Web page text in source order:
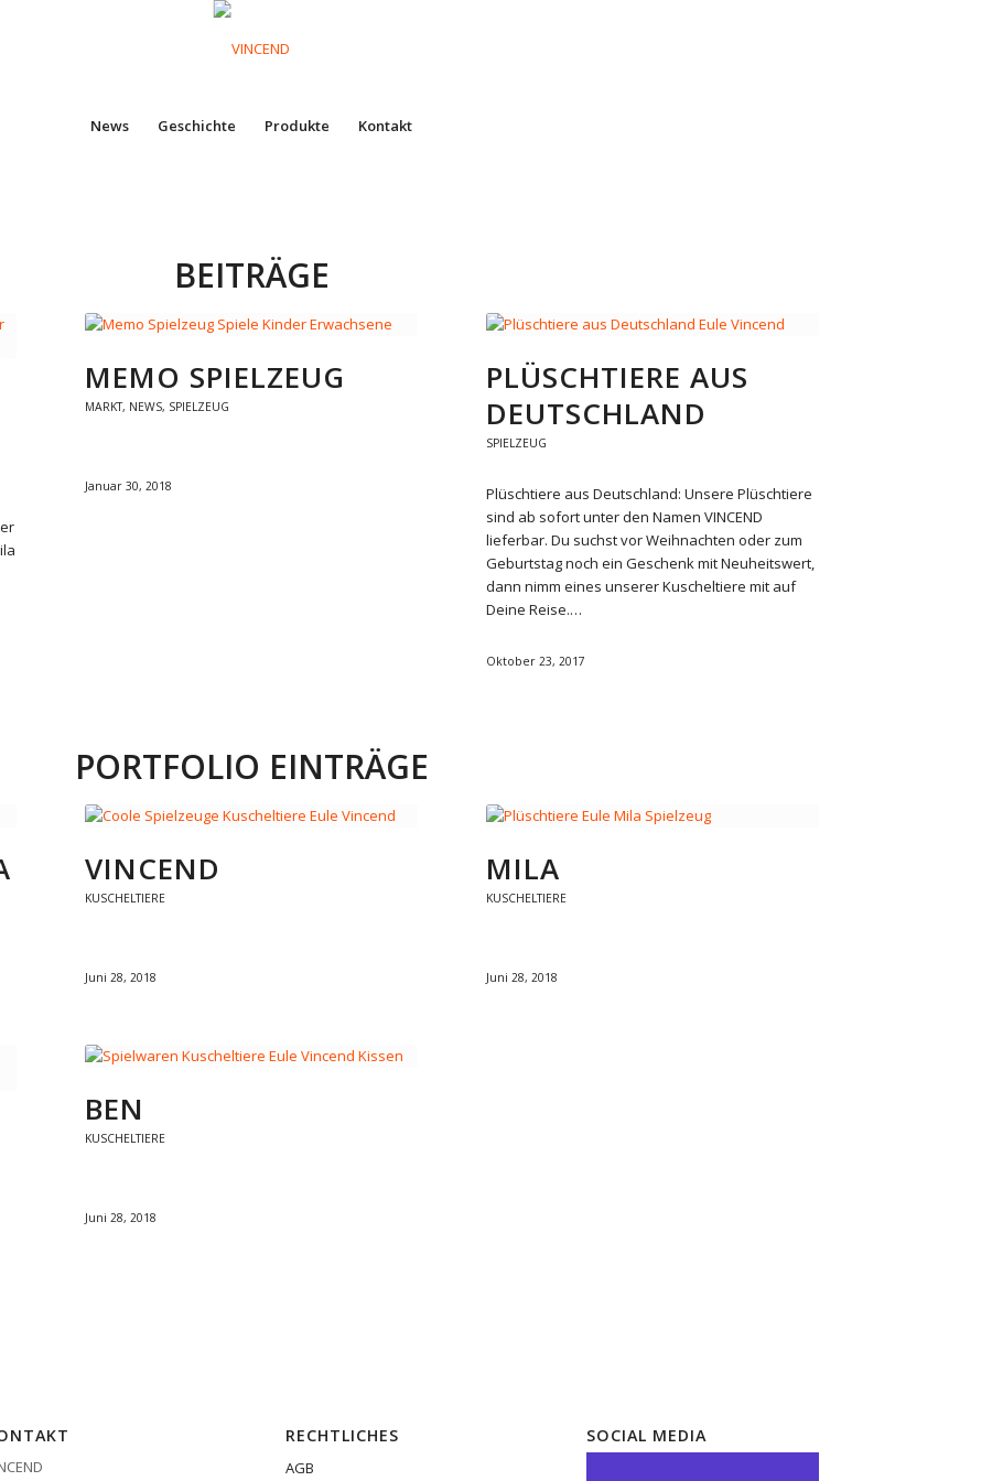
News Geschichte Produkte Kontakt
BEITRÄGE
MEMO SPIELZEUG
MARKT, NEWS, SPIELZEUG
Januar 30, 2018
PLÜSCHTIERE AUS
DEUTSCHLAND
SPIELZEUG
Plüschtiere aus Deutschland: Unsere Plüschtiere
sind ab sofort unter den Namen VINCEND
lieferbar. Du suchst vor Weihnachten oder zum
Geburtstag noch ein Geschenk mit Neuheitswert,
dann nimm eines unserer Kuscheltiere mit auf
Deine Reise.…
Oktober 23, 2017
PORTFOLIO EINTRÄGE
VINCEND
KUSCHELTIERE
Juni 28, 2018
MILA
KUSCHELTIERE
Juni 28, 2018
BEN
KUSCHELTIERE
Juni 28, 2018
RECHTLICHES
AGB
SOCIAL MEDIA